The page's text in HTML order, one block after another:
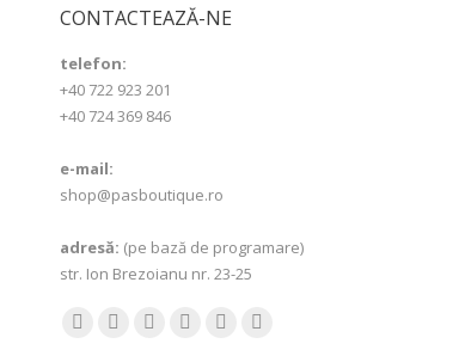
CONTACTEAZĂ-NE
telefon:
+40 722 923 201
+40 724 369 846
e-mail:
shop@pasboutique.ro
adresă: (pe bază de programare)
str. Ion Brezoianu nr. 23-25
Find us on: